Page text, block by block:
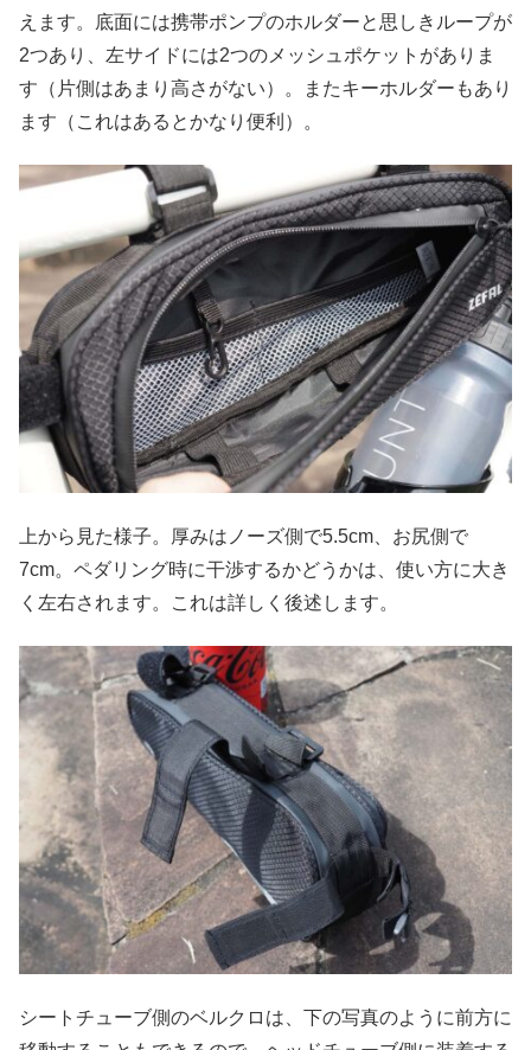
えます。底面には携帯ポンプのホルダーと思しきループが
2つあり、左サイドには2つのメッシュポケットがありま
す（片側はあまり高さがない）。またキーホルダーもあり
ます（これはあるとかなり便利）。
上から見た様子。厚みはノーズ側で5.5cm、お尻側で
7cm。ペダリング時に干渉するかどうかは、使い方に大き
く左右されます。これは詳しく後述します。
シートチューブ側のベルクロは、下の写真のように前方に